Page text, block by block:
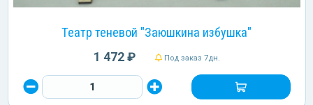
Театр теневой "Заюшкина избушка"
1 472 ₽ Под заказ 7дн.